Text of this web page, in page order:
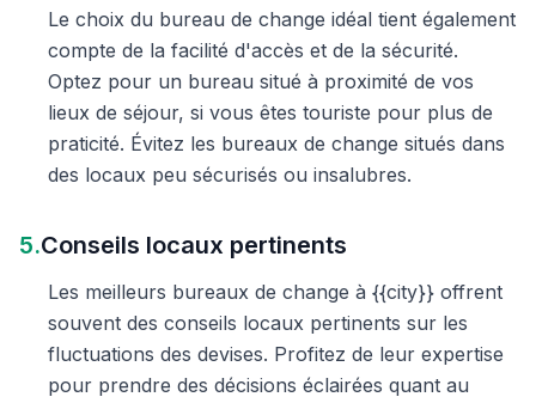
Le choix du bureau de change idéal tient également
compte de la facilité d'accès et de la sécurité.
Optez pour un bureau situé à proximité de vos
lieux de séjour, si vous êtes touriste pour plus de
praticité. Évitez les bureaux de change situés dans
des locaux peu sécurisés ou insalubres.
5.Conseils locaux pertinents
Les meilleurs bureaux de change à {{city}} offrent
souvent des conseils locaux pertinents sur les
fluctuations des devises. Profitez de leur expertise
pour prendre des décisions éclairées quant au